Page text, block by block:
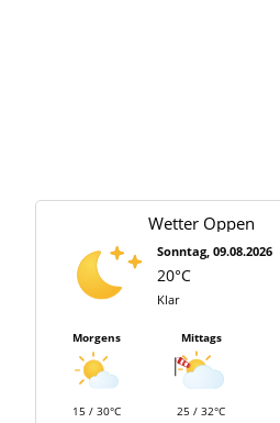
Wetter Oppen
Sonntag, 09.08.2026
20°C
Klar
Morgens
15 / 30°C
Mittags
25 / 32°C